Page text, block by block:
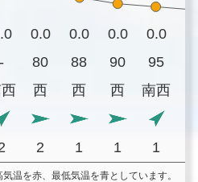
0.0 0.0 0.0 0.0
-
80 88 90 95
西 西 西 南西
2 1 1 1
温を赤、最低気温を青としています。